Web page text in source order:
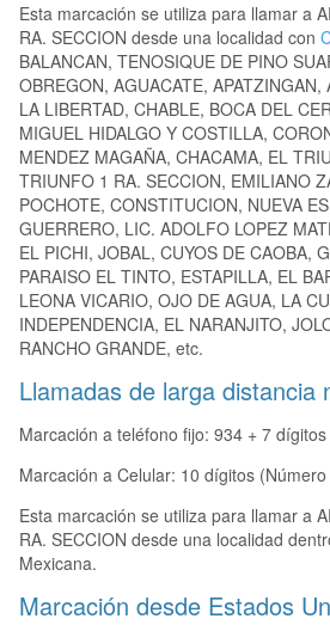
Esta marcación se utiliza para llamar a
RA. SECCION desde una localidad con
BALANCAN, TENOSIQUE DE PINO
OBREGON, AGUACATE, APATZINGAN,
LA LIBERTAD, CHABLE, BOCA DEL
MIGUEL HIDALGO Y COSTILLA,
MENDEZ MAGAÑA, CHACAMA, EL
TRIUNFO 1 RA. SECCION, EMILIANO
POCHOTE, CONSTITUCION, NUEVA
GUERRERO, LIC. ADOLFO LOPEZ
EL PICHI, JOBAL, CUYOS DE CAOBA,
PARAISO EL TINTO, ESTAPILLA, EL
LEONA VICARIO, OJO DE AGUA, LA
INDEPENDENCIA, EL NARANJITO,
RANCHO GRANDE, etc.
Llamadas de larga distancia
Marcación a teléfono fijo: 934 + 7
Marcación a Celular: 10 dígitos
Esta marcación se utiliza para llamar a
RA. SECCION desde una localidad
Mexicana.
Marcación desde Estados